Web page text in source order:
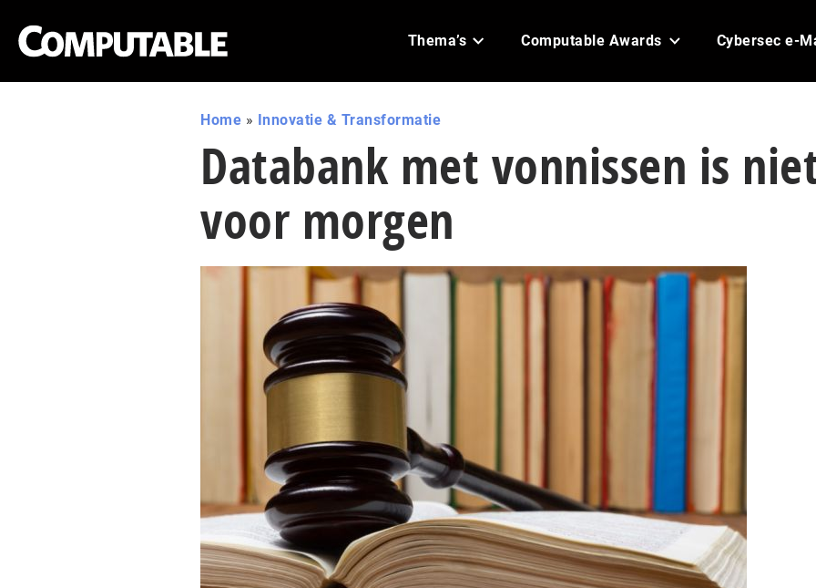
Thema’s Computable Awards Cybersec e-
Home » Innovatie & Transformatie
Databank met vonnissen is
voor morgen